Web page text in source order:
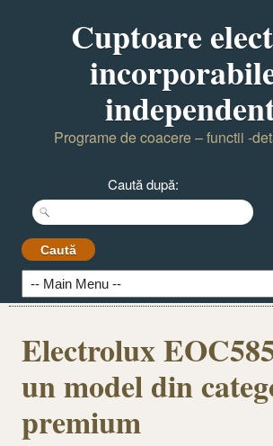
Cuptoare
Programe de coacere – functii -
Caută după:
Electrolux
un model din
premium